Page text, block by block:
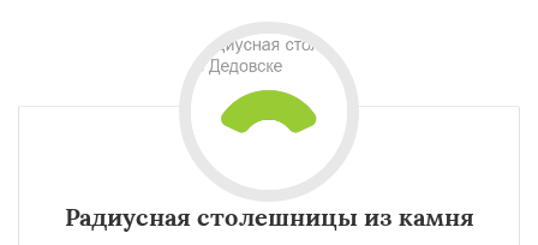
Радиусная столешницы из камня